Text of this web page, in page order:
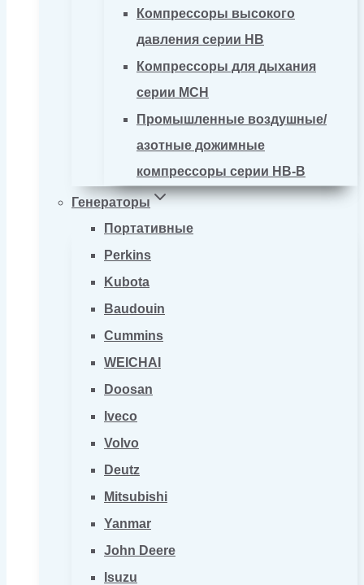
Компрессоры высокого
давления серии HB
Компрессоры для дыхания
серии MCH
Промышленные воздушные/
азотные дожимные
компрессоры серии HB-B
Генераторы
Портативные
Perkins
Kubota
Baudouin
Cummins
WEICHAI
Doosan
Iveco
Volvo
Deutz
Mitsubishi
Yanmar
John Deere
Isuzu